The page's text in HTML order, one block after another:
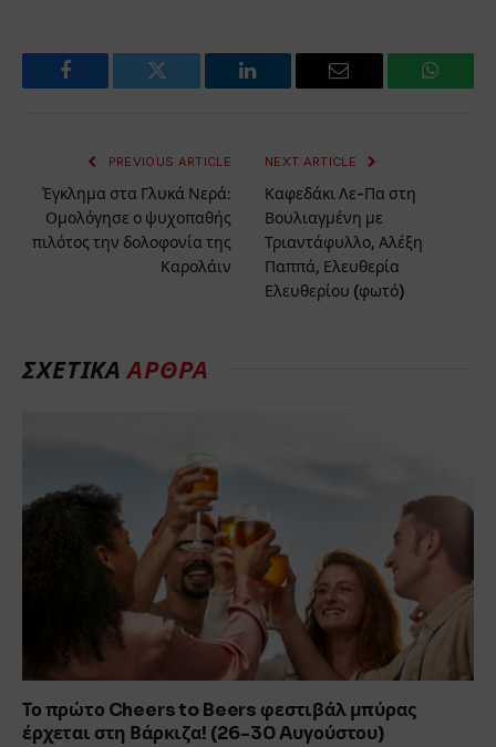
Facebook Twitter LinkedIn Email
PREVIOUS ARTICLE
Έγκλημα στα Γλυκά Νερά:
Ομολόγησε ο ψυχοπαθής
πιλότος την δολοφονία της
Καρολάιν
NEXT ARTICLE
Καφεδάκι Λε-Πα στη
Βουλιαγμένη με
Τριαντάφυλλο, Αλέξη
Παππά, Ελευθερία
Ελευθερίου (φωτό)
ΣΧΕΤΙΚΑΑΡΘΡΑ
Το πρώτο Cheers to Beers φεστιβάλ μπύρας
έρχεται στη Βάρκιζα! (26-30 Aυγούστου)